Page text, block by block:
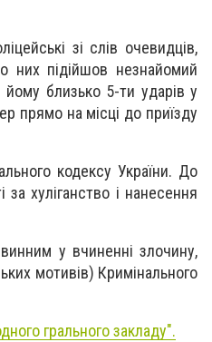
зі слів очевидців,
них підійшов незнайомий
йому близько 5-ти ударів у
прямо на місці до приїзду
кодексу України. До
за хуліганство і нанесення
у вчиненні злочину,
мотивів) Кримінального
грального закладу".